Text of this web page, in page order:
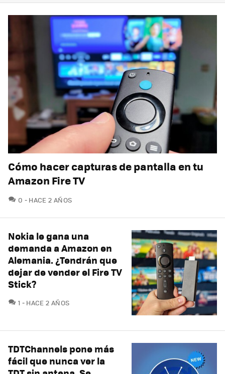
Cómo hacer capturas de pantalla en tu
Amazon Fire TV
0 COMENTARIOS
HACE 2 AÑOS
Nokia le gana una
demanda a Amazon en
Alemania. ¿Tendrán que
dejar de vender el Fire TV
Stick?
1 COMENTARIOS
HACE 2 AÑOS
TDTChannels pone más
fácil que nunca ver la